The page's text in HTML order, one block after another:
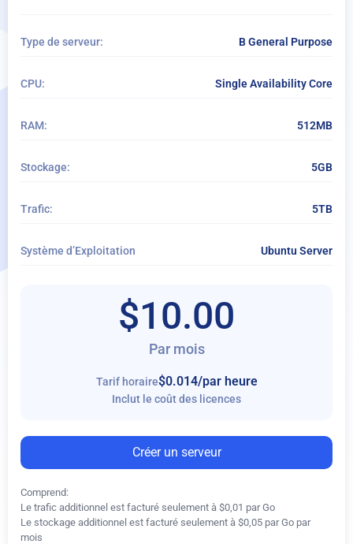
+ Ajouter des modules complémentaires au système d’exploitation
Sauvegarde quotidienne étendue
Par heure
Type de serveur: B General Purpose
CPU: Single Availability Core
RAM: 512MB
Stockage: 5GB
Trafic: 5TB
Système d’Exploitation Ubuntu Server
$10.00
Par mois
Tarif horaire$0.014/par heure
Inclut le coût des licences
Créer un serveur
Comprend:
Le trafic additionnel est facturé seulement à $0,01 par Go
Le stockage additionnel est facturé seulement à $0,05 par Go par
mois